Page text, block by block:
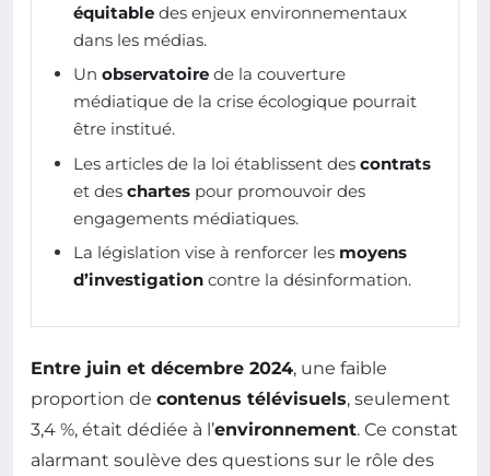
équitable des enjeux environnementaux
dans les médias.
Un observatoire de la couverture
médiatique de la crise écologique pourrait
être institué.
Les articles de la loi établissent des contrats
et des chartes pour promouvoir des
engagements médiatiques.
La législation vise à renforcer les moyens
d’investigation contre la désinformation.
Entre juin et décembre 2024, une faible
proportion de contenus télévisuels, seulement
3,4 %, était dédiée à l’environnement. Ce constat
alarmant soulève des questions sur le rôle des